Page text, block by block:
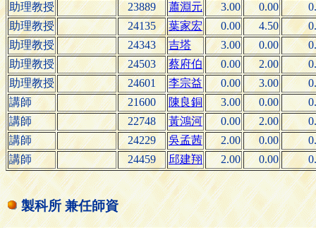
助理教授
23889 蕭淵元 3.00 0.00
助理教授
24135 葉家宏 0.00 4.50
助理教授
24343 吉塔 3.00 0.00
助理教授
24503 蔡府伯 0.00 2.00
助理教授
24601 李宗益 0.00 3.00
講師
21600 陳良銅 3.00 0.00
講師
22748 黃鴻河 0.00 2.00
講師
24229 吳孟茜 2.00 0.00
講師
24459 邱建翔 2.00 0.00
製科所 兼任師資